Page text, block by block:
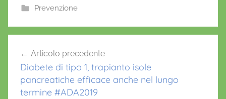
e
b
o
k
er
A
p
st
Prevenzione
articoli
Articolo precedente
Diabete di tipo 1, trapianto isole
pancreatiche efficace anche nel lungo
termine #ADA2019